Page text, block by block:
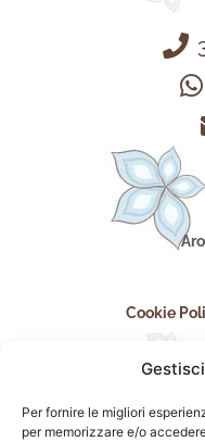
Per fornire le migliori
per memorizzare e/o
Cookie